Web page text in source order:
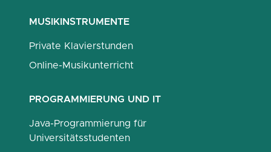
MUSIKINSTRUMENTE
Private Klavierstunden
Online-Musikunterricht
PROGRAMMIERUNG UND IT
Java-Programmierung für
Universitätsstudenten